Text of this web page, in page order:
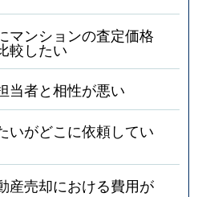
マンションの査定価格
較したい
当者と相性が悪い
いがどこに依頼してい
産売却における費用が